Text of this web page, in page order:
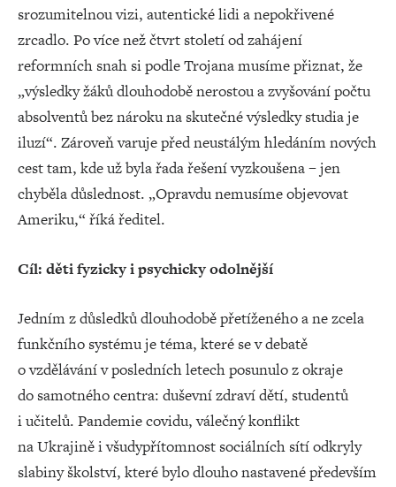
srozumitelnou vizi, autentické lidi a nepokřivené
zrcadlo. Po více než čtvrt století od zahájení
reformních snah si podle Trojana musíme přiznat, že
„výsledky žáků dlouhodobě nerostou a zvyšování počtu
absolventů bez nároku na skutečné výsledky studia je
iluzí“. Zároveň varuje před neustálým hledáním nových
cest tam, kde už byla řada řešení vyzkoušena – jen
chyběla důslednost. „Opravdu nemusíme objevovat
Ameriku,“ říká ředitel.
Cíl: děti fyzicky i psychicky odolnější
Jedním z důsledků dlouhodobě přetíženého a ne zcela
funkčního systému je téma, které se v debatě
o vzdělávání v posledních letech posunulo z okraje
do samotného centra: duševní zdraví dětí, studentů
i učitelů. Pandemie covidu, válečný konflikt
na Ukrajině i všudypřítomnost sociálních sítí odkryly
slabiny školství, které bylo dlouho nastavené především